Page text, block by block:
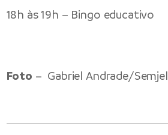
18h às 19h – Bingo educativo
Foto – Gabriel Andrade/Semjel